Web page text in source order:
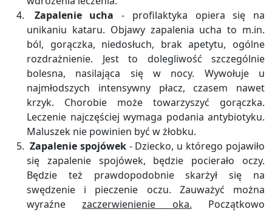
Zapalenie ucha - profilaktyka opiera się na
unikaniu kataru. Objawy zapalenia ucha to m.in.
ból, gorączka, niedosłuch, brak apetytu, ogólne
rozdrażnienie. Jest to dolegliwość szczególnie
bolesna, nasilająca się w nocy. Wywołuje u
najmłodszych intensywny płacz, czasem nawet
krzyk. Chorobie może towarzyszyć gorączka.
Leczenie najczęściej wymaga podania antybiotyku.
Maluszek nie powinien być w żłobku.
Zapalenie spojówek- Dziecko, u którego pojawiło
się zapalenie spojówek, będzie pocierało oczy.
Będzie też prawdopodobnie skarżył się na
swędzenie i pieczenie oczu. Zauważyć można
wyraźnezaczerwienienie oka. Początkowo